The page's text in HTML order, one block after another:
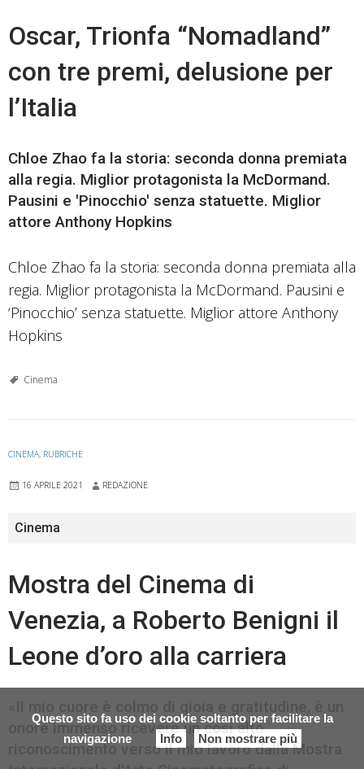
Questo sito fa uso dei cookie soltanto per facilitare la
navigazione
Info Non mostrare più
Oscar, Trionfa “Nomadland”
con tre premi, delusione per
l’Italia
Chloe Zhao fa la storia: seconda donna premiata
alla regia. Miglior protagonista la McDormand.
Pausini e 'Pinocchio' senza statuette. Miglior
attore Anthony Hopkins
Chloe Zhao fa la storia: seconda donna premiata alla
regia. Miglior protagonista la McDormand. Pausini e
‘Pinocchio’ senza statuette. Miglior attore Anthony
Hopkins
Cinema
CINEMA, RUBRICHE
16 APRILE 2021 REDAZIONE
Cinema
Mostra del Cinema di
Venezia, a Roberto Benigni il
Leone d’oro alla carriera
onore immenso ricevere un così alto
riconoscimento verso il mio lavoro dalla Mostra